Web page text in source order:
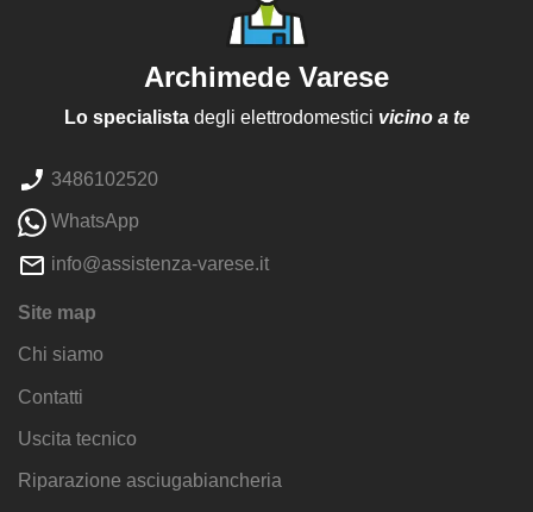
Archimede Varese
Lo specialistadegli elettrodomestici vicino a te
3486102520
WhatsApp
info@assistenza-varese.it
Site map
Chi siamo
Contatti
Uscita tecnico
Riparazione asciugabiancheria